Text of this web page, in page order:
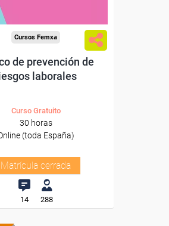
Cursos Femxa
de prevención de
laborales
Curso Gratuito
30 horas
(toda España)
Matrícula cerrada
14 288